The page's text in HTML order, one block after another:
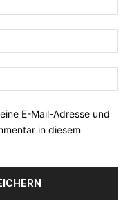
E-Mail-Adresse und
in diesem